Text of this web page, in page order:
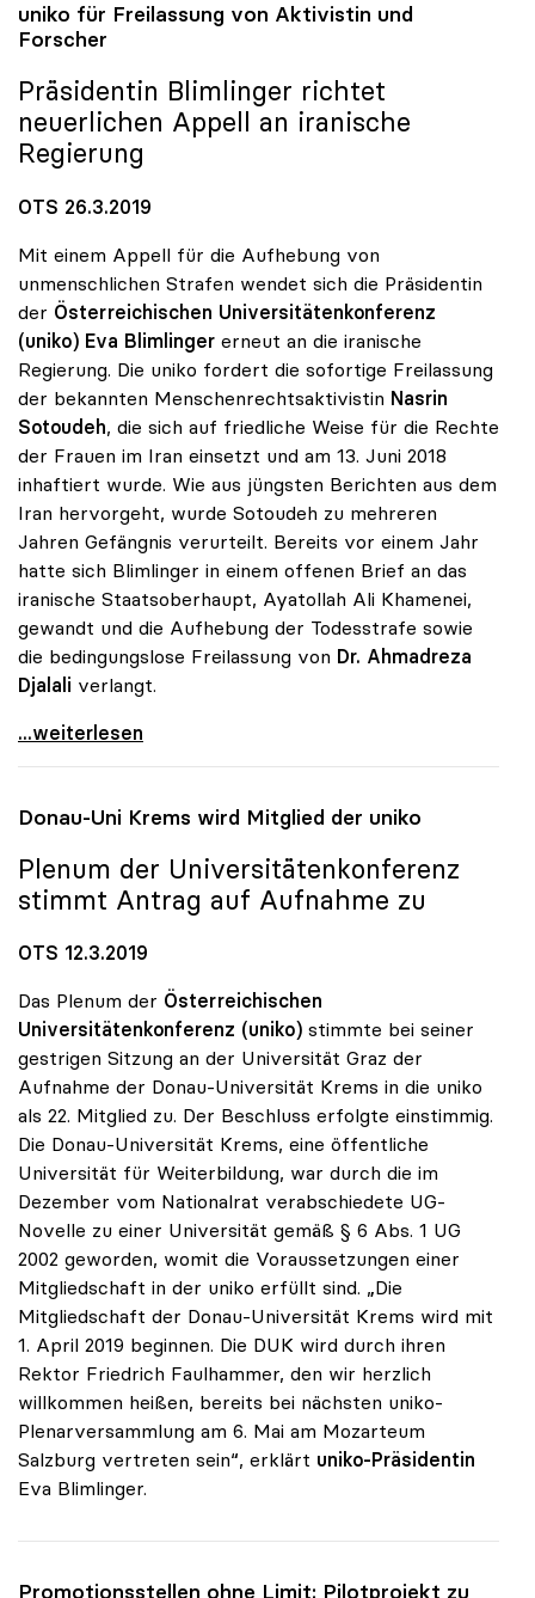
uniko für Freilassung von Aktivistin und
Forscher
Präsidentin Blimlinger richtet
neuerlichen Appell an iranische
Regierung
OTS 26.3.2019
Mit einem Appell für die Aufhebung von
unmenschlichen Strafen wendet sich die Präsidentin
der Österreichischen Universitätenkonferenz
(uniko) Eva Blimlinger erneut an die iranische
Regierung. Die uniko fordert die sofortige Freilassung
der bekannten Menschenrechtsaktivistin Nasrin
Sotoudeh, die sich auf friedliche Weise für die Rechte
der Frauen im Iran einsetzt und am 13. Juni 2018
inhaftiert wurde. Wie aus jüngsten Berichten aus dem
Iran hervorgeht, wurde Sotoudeh zu mehreren
Jahren Gefängnis verurteilt. Bereits vor einem Jahr
hatte sich Blimlinger in einem offenen Brief an das
iranische Staatsoberhaupt, Ayatollah Ali Khamenei,
gewandt und die Aufhebung der Todesstrafe sowie
die bedingungslose Freilassung von Dr. Ahmadreza
Djalali verlangt.
uniko für Freilassung von Aktivistin und Forscher
...weiterlesen
Donau-Uni Krems wird Mitglied der uniko
Plenum der Universitätenkonferenz
stimmt Antrag auf Aufnahme zu
OTS 12.3.2019
Das Plenum der Österreichischen
Universitätenkonferenz (uniko) stimmte bei seiner
gestrigen Sitzung an der Universität Graz der
Aufnahme der Donau-Universität Krems in die uniko
als 22. Mitglied zu. Der Beschluss erfolgte einstimmig.
Die Donau-Universität Krems, eine öffentliche
Universität für Weiterbildung, war durch die im
Dezember vom Nationalrat verabschiedete UG-
Novelle zu einer Universität gemäß § 6 Abs. 1 UG
2002 geworden, womit die Voraussetzungen einer
Mitgliedschaft in der uniko erfüllt sind. „Die
Mitgliedschaft der Donau-Universität Krems wird mit
1. April 2019 beginnen. Die DUK wird durch ihren
Rektor Friedrich Faulhammer, den wir herzlich
willkommen heißen, bereits bei nächsten uniko-
Plenarversammlung am 6. Mai am Mozarteum
Salzburg vertreten sein“, erklärt uniko-Präsidentin
Eva Blimlinger.
Promotionsstellen ohne Limit: Pilotprojekt zu